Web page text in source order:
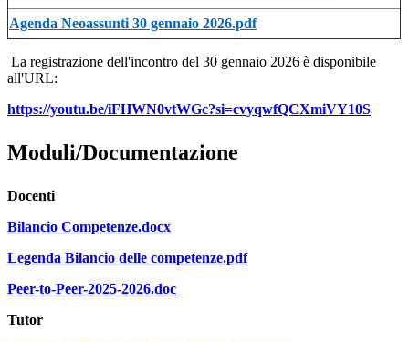
Agenda Neoassunti 30 gennaio 2026.pdf
La registrazione dell'incontro del 30 gennaio 2026 è disponibile
all'URL:
https://youtu.be/iFHWN0vtWGc?si=cvyqwfQCXmiVY10S
Moduli/Documentazione
Docenti
Bilancio Competenze.docx
Legenda Bilancio delle competenze.pdf
Peer-to-Peer-2025-2026.doc
Tutor